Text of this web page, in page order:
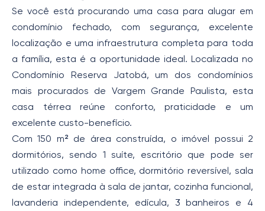
Se você está procurando uma casa para alugar em
condomínio fechado, com segurança, excelente
localização e uma infraestrutura completa para toda
a família, esta é a oportunidade ideal. Localizada no
Condomínio Reserva Jatobá, um dos condomínios
mais procurados de Vargem Grande Paulista, esta
casa térrea reúne conforto, praticidade e um
excelente custo-benefício.
Com 150 m² de área construída, o imóvel possui 2
dormitórios, sendo 1 suíte, escritório que pode ser
utilizado como home office, dormitório reversível, sala
de estar integrada à sala de jantar, cozinha funcional,
lavanderia independente, edícula, 3 banheiros e 4